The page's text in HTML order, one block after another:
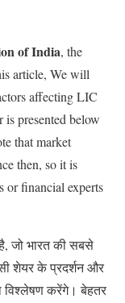
of India, the
article, We will
affecting LIC
presented below
that market
then, so it is
or financial experts
जो भारत की सबसे
शेयर के प्रदर्शन और
विश्लेषण करेंगे। बेहतर